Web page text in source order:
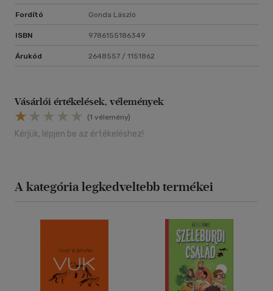
Fordító Gonda László
ISBN 9786155186349
Árukód 2648557 / 1151862
Vásárlói értékelések, vélemények
(1 vélemény)
Kérjük, lépjen be az értékeléshez!
A kategória legkedveltebb termékei